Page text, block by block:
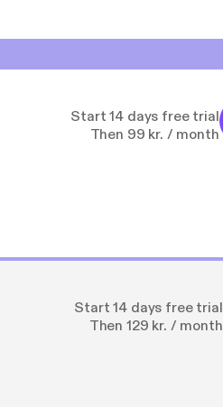
Start 14 days free trial
Then 99 kr. / month
Start 14 days free trial
Then 129 kr. / month